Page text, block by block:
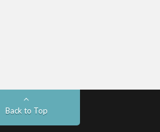
Back to Top